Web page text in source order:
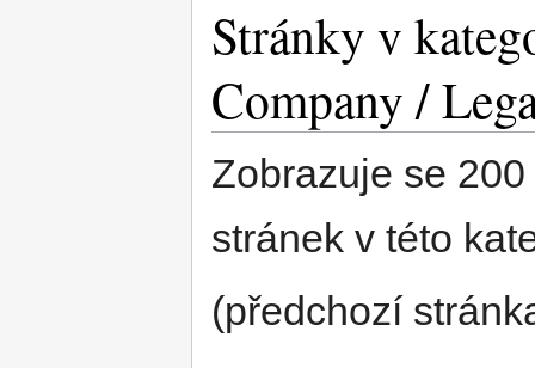
Stránky v
Company /
Zobrazuje se
stránek v této
(předchozí